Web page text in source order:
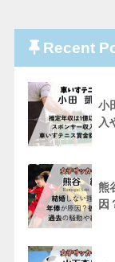
Recent
小
入
熊
因